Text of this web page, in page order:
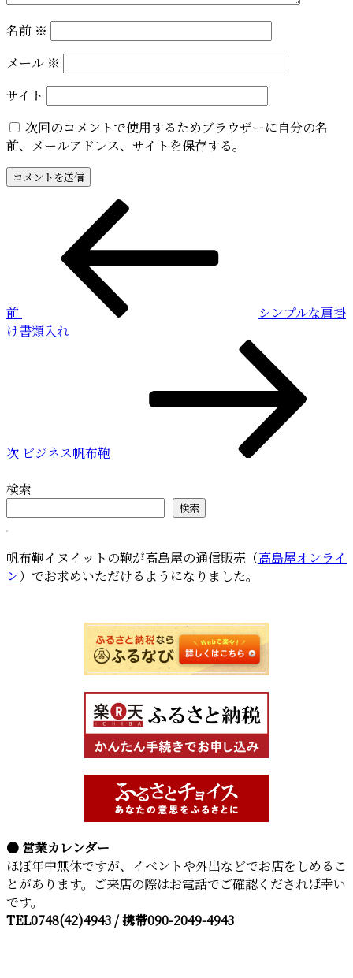
名前 ※
メール ※
サイト
次回のコメントで使用するためブラウザーに自分の名
前、メールアドレス、サイトを保存する。
ゲ
前
シンプルな肩掛
け書類入れ
次 ビジネス帆布鞄
検索
検索
帆布鞄イヌイットの鞄が高島屋の通信販売（高島屋オンライ
ン）でお求めいただけるようになりました。
● 営業カレンダー
ほぼ年中無休ですが、イベントや外出などでお店をしめるこ
とがあります。ご来店の際はお電話でご確認くだされば幸い
です。
TEL0748(42)4943 / 携帯090-2049-4943